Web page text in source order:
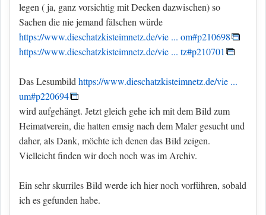
legen ( ja, ganz vorsichtig mit Decken dazwischen) so
Sachen die nie jemand fälschen würde
https://www.dieschatzkisteimnetz.de/vie ... om#p210698
https://www.dieschatzkisteimnetz.de/vie ... tz#p210701
Das Lesumbild https://www.dieschatzkisteimnetz.de/vie ...
um#p220694
wird aufgehängt. Jetzt gleich gehe ich mit dem Bild zum
Heimatverein, die hatten emsig nach dem Maler gesucht und
daher, als Dank, möchte ich denen das Bild zeigen.
Vielleicht finden wir doch noch was im Archiv.
Ein sehr skurriles Bild werde ich hier noch vorführen, sobald
ich es gefunden habe.